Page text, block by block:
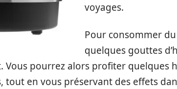
voyages.
Pour consommer
quelques gouttes
Vous pourrez alors profiter quelques
tout en vous préservant des effets